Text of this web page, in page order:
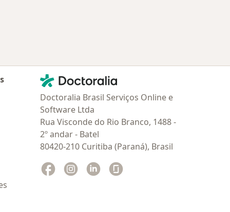
Contato
Doctoralia - Homepage
Doctoralia Brasil Serviços Online e
Software Ltda
Rua Visconde do Rio Branco, 1488 -
2º andar - Batel
80420-210 Curitiba (Paraná), Brasil
Facebook
abre num novo separador
Instagram
abre num novo separador
Linkedin
abre num novo separador